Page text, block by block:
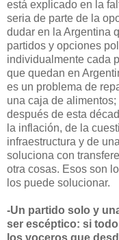
está explicado en la
seria de parte de la
dudar en la Argentina
partidos y opciones
individualmente cada
que quedan en
es un problema de
una caja de
después de esta
la inflación, de la
infraestructura y de
soluciona con
otra cosas. Esos son
los puede solucionar.
-Un partido solo y
ser escéptico: si
los voceros que